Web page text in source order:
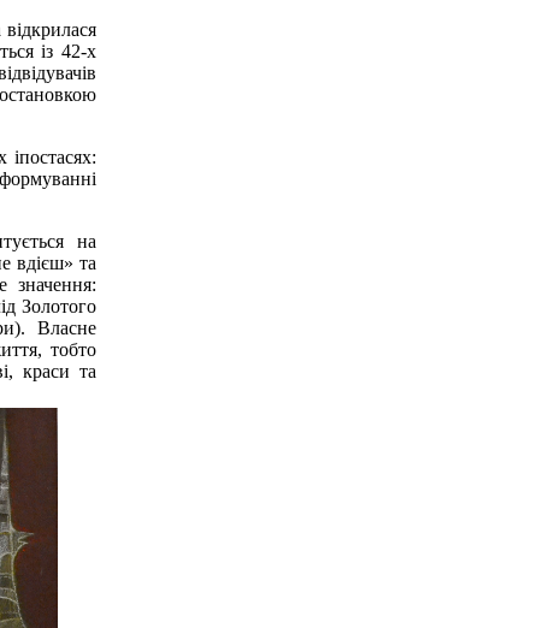
із 42-х
на
вдієш» та
значення:
Золотого
Власне
тобто
краси та